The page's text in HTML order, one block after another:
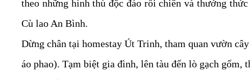
theo những hình thù độc đáo rồi chiên và thưởng
Cù lao An Bình.
Dừng chân tại homestay Út Trinh, tham quan vườn
áo phao). Tạm biệt gia đình, lên tàu đến lò gạch